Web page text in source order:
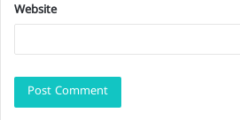
Website